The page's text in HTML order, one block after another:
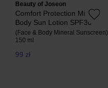
Beauty of Joseon
Comfort Protection Mineral
Body Sun Lotion SPF30
(Face & Body Mineral Sunscreen)
150 ml
99 zł